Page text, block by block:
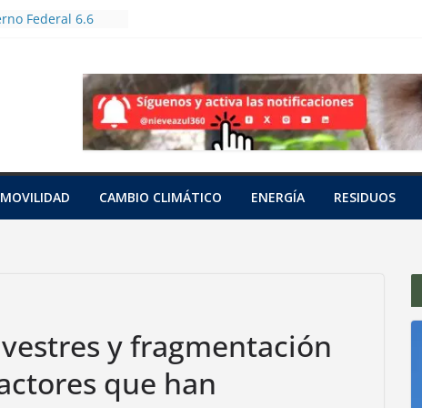
Federal 6.6
rutas bioculturales
urbanos y
a tres tortugas
en una red
con cianuro de 15
MOVILIDAD CAMBIO CLIMÁTICO ENERGÍA RESIDUOS
y fragmentación
que han